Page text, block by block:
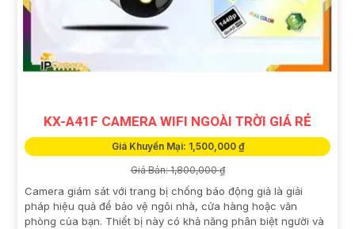
KX-A41F CAMERA WIFI NGOÀI TRỜI GIÁ RẺ
Giá Khuyến Mại: 1,500,000 ₫
Giá Bán: 1,800,000 ₫
Camera giám sát với trang bị chống báo động giả là giải
pháp hiệu quả để bảo vệ ngôi nhà, cửa hàng hoặc văn
phòng của bạn. Thiết bị này có khả năng phân biệt người và